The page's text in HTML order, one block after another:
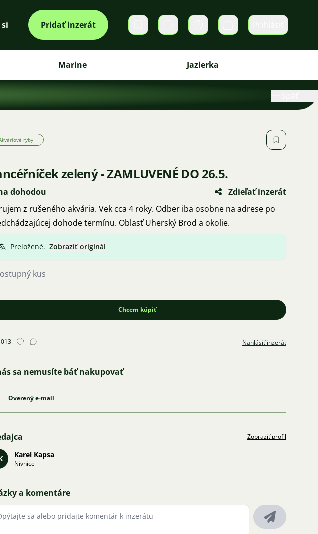
Pridať inzerát Súkromné správy Košík
Marine Jazierka
ryby
zelený - ZAMLUVENÉ DO 26.5.
dohodou
Zdieľať inzerát
z rušeného akvária. Vek cca 4 roky. Odber iba osobne na adrese po
dohode termínu. Oblasť Uherský Brod a okolie.
Preložené. Zobraziť originál
kus
Chcem kúpiť
Nahlásiť inzerát
sa nemusíte báť nakupovať
Overený e-mail
Zobraziť profil
Karel Kapsa
Nivnice
a komentáre